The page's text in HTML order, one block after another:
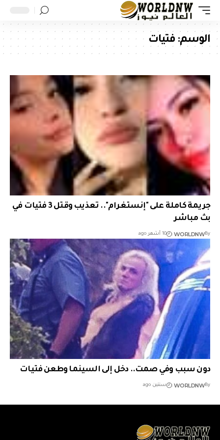
الوسم: فتيات
جريمة كاملة على "إنستغرام".. تعذيب وقتل 3 فتيات في
بث مباشر
By
WORLDNW 10 أشهر ago
دون سبب وفي صمت.. دخل إلى السينما وطعن فتيات
By
WORLDNW سنتين ago